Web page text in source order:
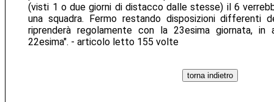
(visti 1 o due giorni di distacco dalle stesse) il 6
una squadra. Fermo restando disposizioni differenti
riprenderà regolamente con la 23esima giornata,
22esima". - articolo letto 155 volte